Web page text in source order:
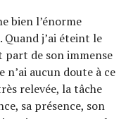
bien l’énorme
Quand j’ai éteint le
part de son immense
n’ai aucun doute à ce
relevée, la tâche
sa présence, son